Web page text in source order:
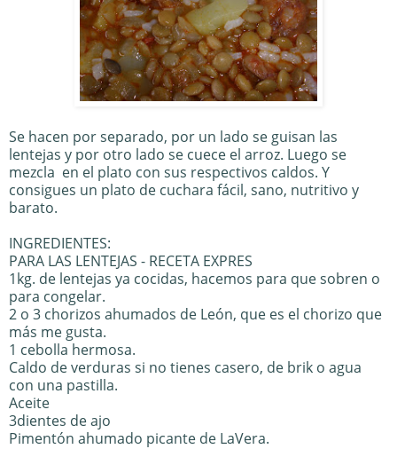
Se hacen por separado, por un lado se guisan las
lentejas y por otro lado se cuece el arroz. Luego se
mezcla en el plato con sus respectivos caldos. Y
consigues un plato de cuchara fácil, sano, nutritivo y
barato.
INGREDIENTES:
PARA LAS LENTEJAS - RECETA EXPRES
1kg. de lentejas ya cocidas, hacemos para que sobren o
para congelar.
2 o 3 chorizos ahumados de León, que es el chorizo que
más me gusta.
1 cebolla hermosa.
Caldo de verduras si no tienes casero, de brik o agua
con una pastilla.
Aceite
3dientes de ajo
Pimentón ahumado picante de LaVera.